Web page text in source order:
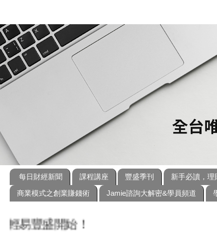
每日財經新聞 課程講座 豐盛季刊
新手必讀，理
商業模式之創業賺錢術
Jamie諮詢大解密&學員頻道
豐盛開始！